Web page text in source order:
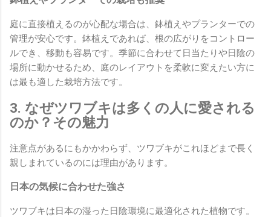
庭に直接植えるのが心配な場合は、鉢植えやプランターでの
管理が安心です。鉢植えであれば、根の広がりをコントロー
ルでき、移動も容易です。季節に合わせて日当たりや日陰の
場所に動かせるため、庭のレイアウトを柔軟に変えたい方に
は最も適した栽培方法です。
3. なぜツワブキは多くの人に愛される
のか？その魅力
注意点があるにもかかわらず、ツワブキがこれほどまで長く
親しまれているのには理由があります。
日本の気候に合わせた強さ
ツワブキは日本の湿った日陰環境に最適化された植物です。